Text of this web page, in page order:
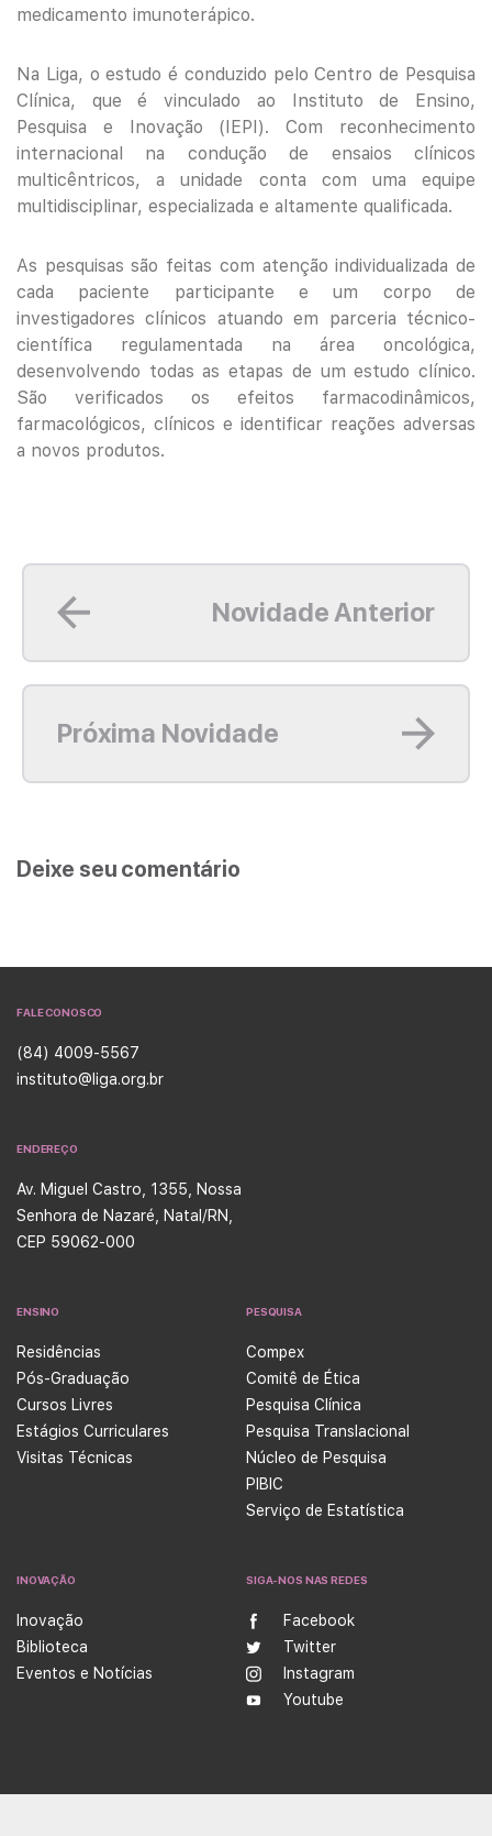
medicamento imunoterápico.
Na Liga, o estudo é conduzido pelo Centro de Pesquisa
Clínica, que é vinculado ao Instituto de Ensino,
Pesquisa e Inovação (IEPI). Com reconhecimento
internacional na condução de ensaios clínicos
multicêntricos, a unidade conta com uma equipe
multidisciplinar, especializada e altamente qualificada.
As pesquisas são feitas com atenção individualizada de
cada paciente participante e um corpo de
investigadores clínicos atuando em parceria técnico-
científica regulamentada na área oncológica,
desenvolvendo todas as etapas de um estudo clínico.
São verificados os efeitos farmacodinâmicos,
farmacológicos, clínicos e identificar reações adversas
a novos produtos.
Novidade Anterior
Próxima Novidade
Deixe seu comentário
FALE CONOSCO
(84) 4009-5567
instituto@liga.org.br
ENDEREÇO
Av. Miguel Castro, 1355, Nossa
Senhora de Nazaré, Natal/RN,
CEP 59062-000
ENSINO
Residências
Pós-Graduação
Cursos Livres
Estágios Curriculares
Visitas Técnicas
PESQUISA
Compex
Comitê de Ética
Pesquisa Clínica
Pesquisa Translacional
Núcleo de Pesquisa
PIBIC
Serviço de Estatística
INOVAÇÃO
Inovação
Biblioteca
Eventos e Notícias
SIGA-NOS NAS REDES
Facebook
Twitter
Instagram
Youtube